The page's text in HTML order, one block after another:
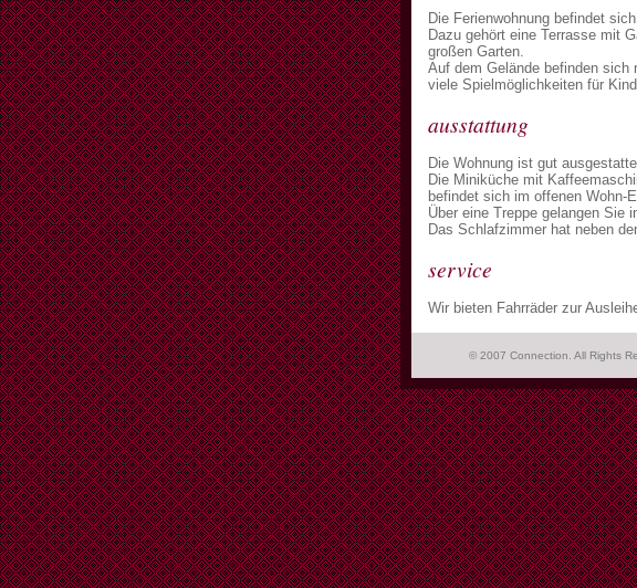
Die Ferienwohnung befindet
Dazu gehört eine Terrasse mit
großen Garten.
Auf dem Gelände befinden sich
viele Spielmöglichkeiten für
ausstattung
Die Wohnung ist gut
Die Miniküche mit
befindet sich im offenen Wohn-
Über eine Treppe gelangen Sie
Das Schlafzimmer hat neben
service
Wir bieten Fahrräder zur
© 2007 Connection. All Rights